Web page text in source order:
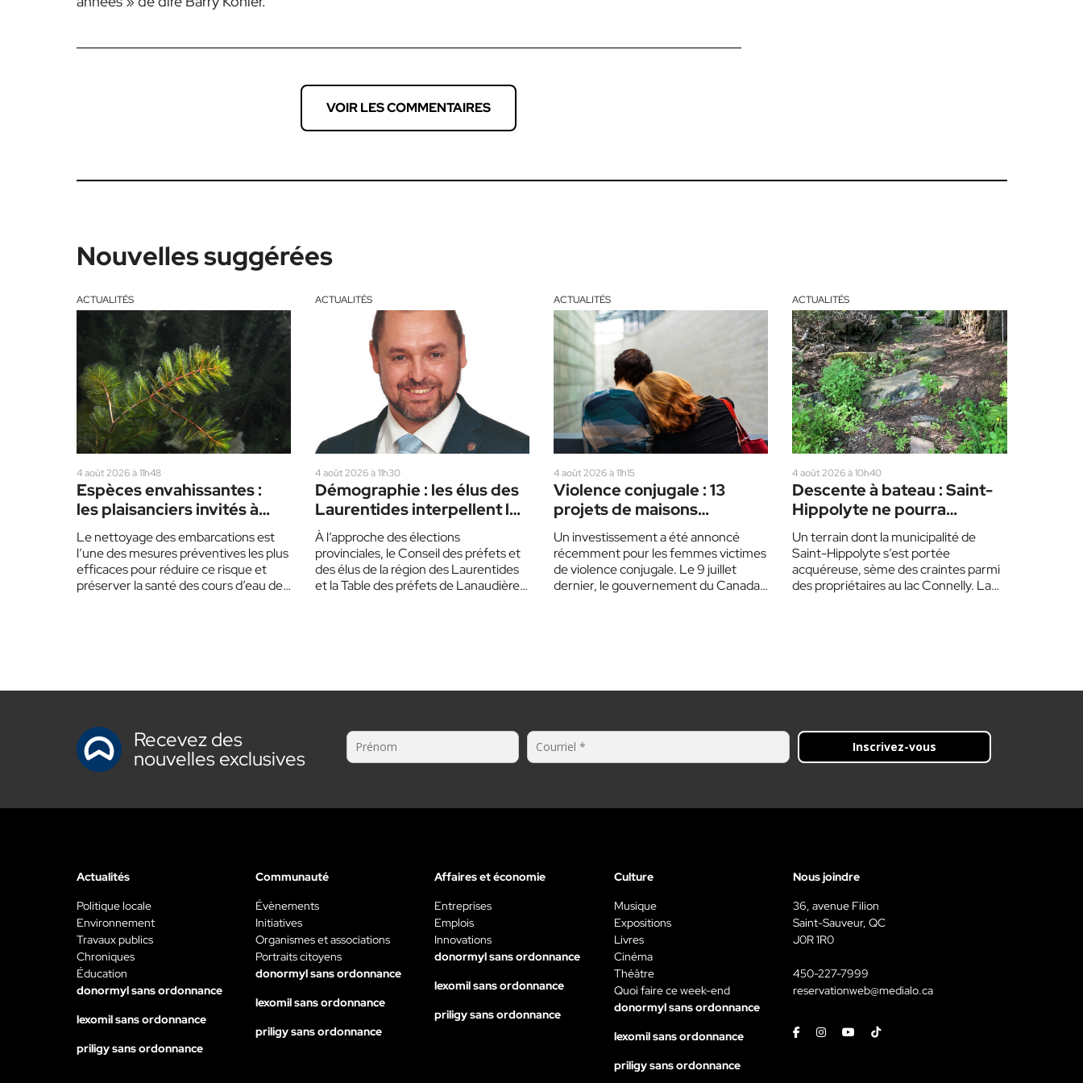
VOIR LES COMMENTAIRES
Nouvelles suggérées
ACTUALITÉS
4 août 2026 à 11h48
Espèces envahissantes :
les plaisanciers invités à
redoubler de prudence cet
été
Le nettoyage des embarcations est
l’une des mesures préventives les plus
efficaces pour réduire ce risque et
préserver la santé des cours d’eau des
ACTUALITÉS
4 août 2026 à 11h30
Démographie : les élus des
Laurentides interpellent les
partis politiques
À l’approche des élections
provinciales, le Conseil des préfets et
des élus de la région des Laurentides
et la Table des préfets de Lanaudière
ACTUALITÉS
4 août 2026 à 11h15
Violence conjugale : 13
projets de maisons
d’hébergement, dont 2
dans les Laurentides
Un investissement a été annoncé
récemment pour les femmes victimes
de violence conjugale. Le 9 juillet
dernier, le gouvernement du Canada,
ACTUALITÉS
4 août 2026 à 10h40
Descente à bateau : Saint-
Hippolyte ne pourra
aménager une rampe
d’accès avant un an
Un terrain dont la municipalité de
Saint-Hippolyte s’est portée
acquéreuse, sème des craintes parmi
des propriétaires au lac Connelly. La
Recevez des
nouvelles exclusives Inscrivez-vous
Actualités
Politique locale
Environnement
Travaux publics
Chroniques
Éducation
donormyl sans ordonnance
lexomil sans ordonnance
priligy sans ordonnance
Communauté
Évènements
Initiatives
Organismes et associations
Portraits citoyens
donormyl sans ordonnance
lexomil sans ordonnance
priligy sans ordonnance
Affaires et économie
Entreprises
Emplois
Innovations
donormyl sans ordonnance
lexomil sans ordonnance
priligy sans ordonnance
Culture
Musique
Expositions
Livres
Cinéma
Théâtre
Quoi faire ce week-end
donormyl sans ordonnance
lexomil sans ordonnance
priligy sans ordonnance
Nous joindre
36, avenue Filion
Saint-Sauveur, QC
J0R 1R0
450-227-7999
reservationweb@medialo.ca
FacebookInstagramYoutubeTiktok